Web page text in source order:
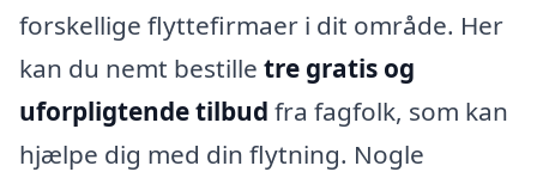
forskellige flyttefirmaer i dit område. Her
kan du nemt bestille tre gratis og
uforpligtende tilbud fra fagfolk, som kan
hjælpe dig med din flytning. Nogle